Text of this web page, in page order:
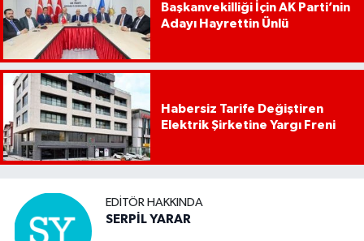
Başkanvekilliği İçin AK Parti’nin
Adayı Hayrettin Ünlü
Habersiz Tarife Değiştiren
Elektrik Şirketine Yargı Freni
EDITÖR HAKKINDA
SERPİL YARAR